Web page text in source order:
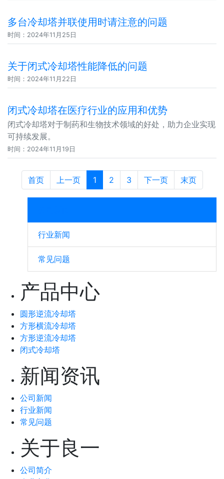
多台冷却塔并联使用时请注意的问题
时间：2024年11月25日
关于闭式冷却塔性能降低的问题
时间：2024年11月22日
闭式冷却塔在医疗行业的应用和优势
闭式冷却塔对于制药和生物技术领域的好处，助力企业实现
可持续发展。
时间：2024年11月19日
首页 上一页 1 2 3 下一页 末页
行业新闻
常见问题
产品中心
圆形逆流冷却塔
方形横流冷却塔
方形逆流冷却塔
闭式冷却塔
新闻资讯
公司新闻
行业新闻
常见问题
关于良一
公司简介